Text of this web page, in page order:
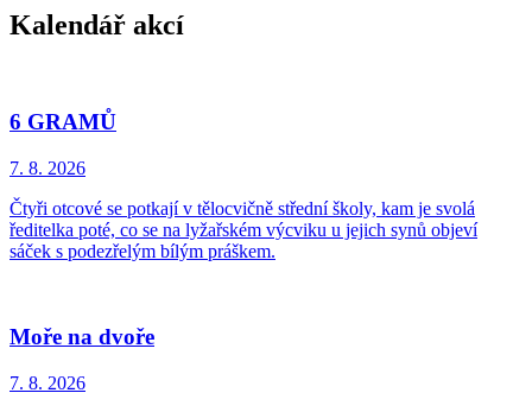
Kalendář akcí
6 GRAMŮ
7. 8. 2026
Čtyři otcové se potkají v tělocvičně střední školy, kam je svolá
ředitelka poté, co se na lyžařském výcviku u jejich synů objeví
sáček s podezřelým bílým práškem.
Moře na dvoře
7. 8. 2026